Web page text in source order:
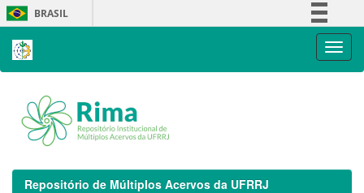
Skip
navigation
BRASIL
Repositório de Múltiplos Acervos da UFRRJ